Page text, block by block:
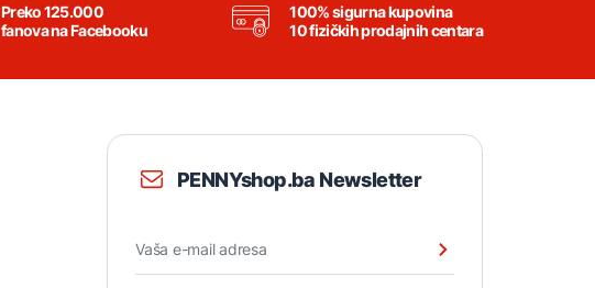
Preko 125.000
fanova na Facebooku
100% sigurna kupovina
10 fizičkih prodajnih centara
PENNYshop.ba Newsletter